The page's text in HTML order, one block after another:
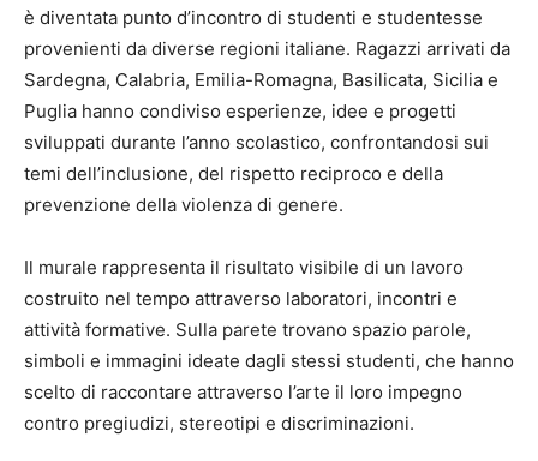
è diventata punto d’incontro di studenti e studentesse
provenienti da diverse regioni italiane. Ragazzi arrivati da
Sardegna, Calabria, Emilia-Romagna, Basilicata, Sicilia e
Puglia hanno condiviso esperienze, idee e progetti
sviluppati durante l’anno scolastico, confrontandosi sui
temi dell’inclusione, del rispetto reciproco e della
prevenzione della violenza di genere.
Il murale rappresenta il risultato visibile di un lavoro
costruito nel tempo attraverso laboratori, incontri e
attività formative. Sulla parete trovano spazio parole,
simboli e immagini ideate dagli stessi studenti, che hanno
scelto di raccontare attraverso l’arte il loro impegno
contro pregiudizi, stereotipi e discriminazioni.